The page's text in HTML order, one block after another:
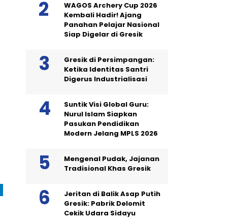
WAGOS Archery Cup 2026
Kembali Hadir! Ajang
Panahan Pelajar Nasional
Siap Digelar di Gresik
Gresik di Persimpangan:
Ketika Identitas Santri
Digerus Industrialisasi
Suntik Visi Global Guru:
Nurul Islam Siapkan
Pasukan Pendidikan
Modern Jelang MPLS 2026
Mengenal Pudak, Jajanan
Tradisional Khas Gresik
Jeritan di Balik Asap Putih
Gresik: Pabrik Delomit
Cekik Udara Sidayu